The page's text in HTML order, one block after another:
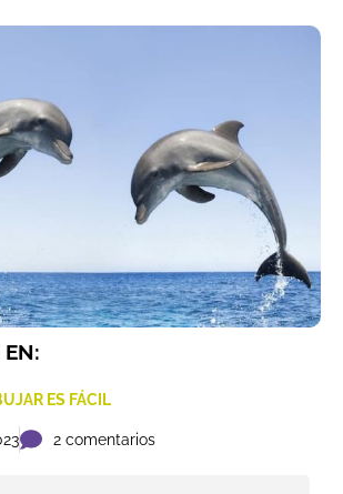
ES FÁCIL
2 comentarios